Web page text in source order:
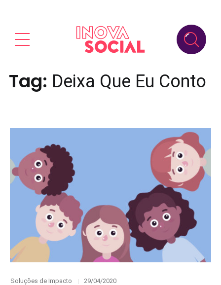
Tag: Deixa Que Eu Conto
Category
Soluções de Impacto
Posted
29/04/2020